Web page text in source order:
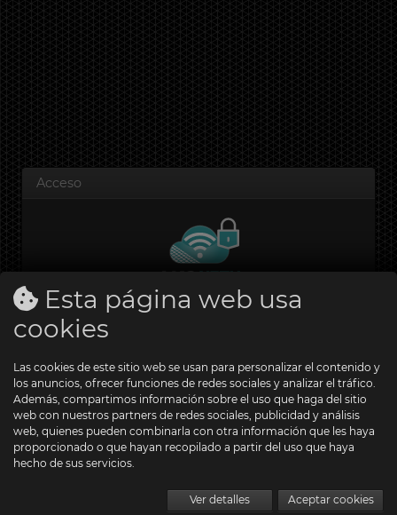
Acceso
Nombre de usuario
Contraseña
Recuperar contraseña
Esta página web usa
cookies
Las cookies de este sitio web se usan para personalizar el contenido y
los anuncios, ofrecer funciones de redes sociales y analizar el tráfico.
Además, compartimos información sobre el uso que haga del sitio
web con nuestros partners de redes sociales, publicidad y análisis
web, quienes pueden combinarla con otra información que les haya
proporcionado o que hayan recopilado a partir del uso que haya
hecho de sus servicios.
Ver detalles Aceptar cookies